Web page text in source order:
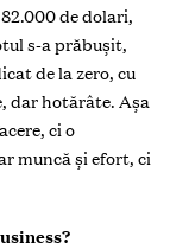
de dolari,
s-a prăbușit,
de la zero, cu
dar hotărâte. Așa
ci o
muncă și efort, ci